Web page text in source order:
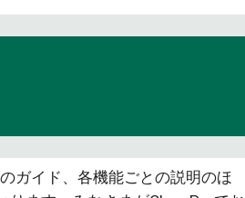
ガイド、各機能ごとの説明のほ